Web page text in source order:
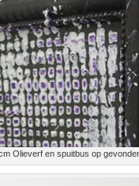
Olieverf en spuitbus op